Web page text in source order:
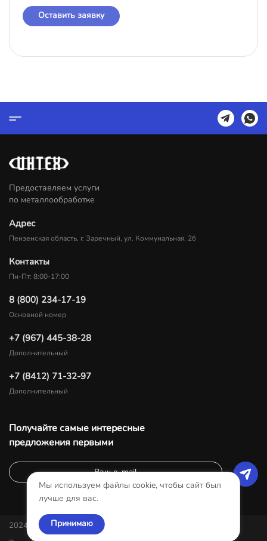
Оставить заявку
Предоставляем услуги
по металлообработке
Адрес
Пензенская область, г. Заречный, ул. Коммунальная, 2б
Контакты
Пн-Пт: 8:00-17:00
8 (800) 234-17-19
Основной номер
+7 (967) 445-38-28
Дополнительный
+7 (8412) 71-32-97
Дополнительный
Получайте самые интересные
предложения первыми
2024-Все права защищены
Мы используем файлы cookie, чтобы сайт был
лучше для вас.
Принимаю